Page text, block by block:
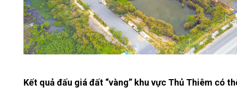
Kết quả đấu giá đất “vàng” khu vực Thủ Thiêm có